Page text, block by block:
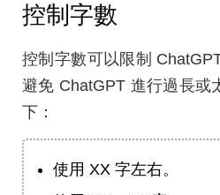
控制字數
控制字數可以限制
避免 ChatGPT 進行過長或
下：
使用 XX 字左右。